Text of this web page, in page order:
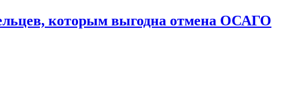
которым выгодна отмена ОСАГО